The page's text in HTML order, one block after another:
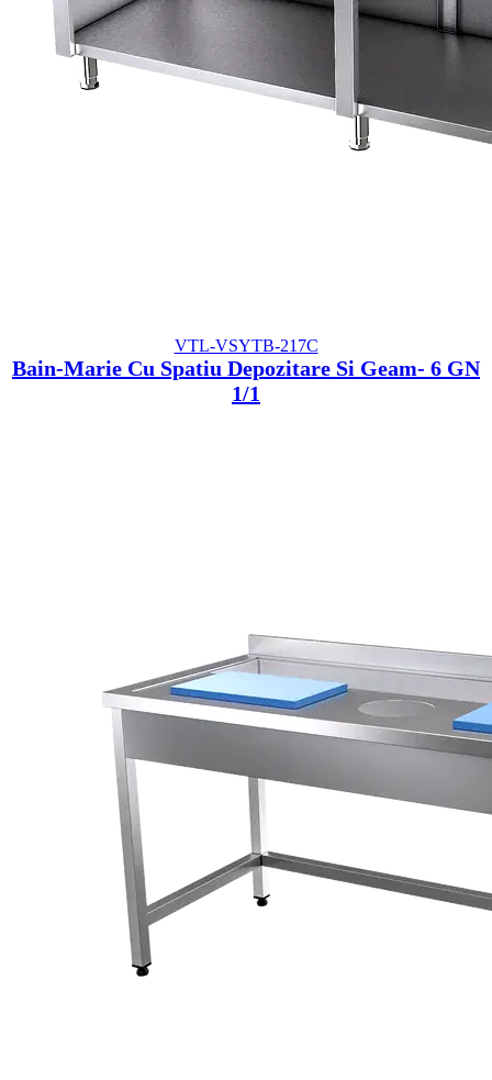
VTL-VSYTB-217C
Bain-Marie Cu Spatiu Depozitare Si Geam- 6 GN
1/1